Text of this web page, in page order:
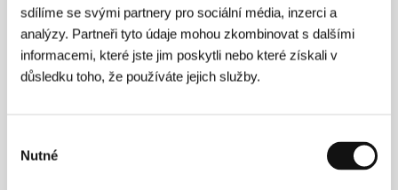
sdílíme se svými partnery pro sociální média, inzerci a
analýzy. Partneři tyto údaje mohou zkombinovat s dalšími
informacemi, které jste jim poskytli nebo které získali v
důsledku toho, že používáte jejich služby.
souhlasu
Nutné
Režie